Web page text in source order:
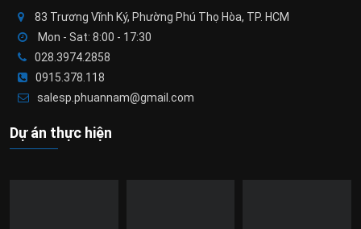
83 Trương Vĩnh Ký, Phường Phú Thọ Hòa, TP. HCM
Mon - Sat: 8:00 - 17:30
028.3974.2858
0915.378.118
salesp.phuannam@gmail.com
Dự án thực hiện